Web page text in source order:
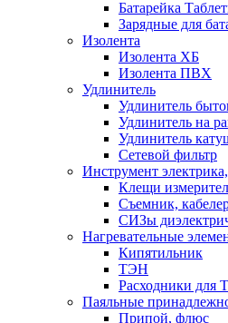
Батарейка
Зарядные для
Изолента
Изолента ХБ
Изолента ПВХ
Удлинитель
Удлинитель
Удлинитель на
Удлинитель
Сетевой фильтр
Инструмент
Клещи
Съемник,
СИЗы
Нагревательные
Кипятильник
ТЭН
Расходники для
Паяльные
Припой, флюс